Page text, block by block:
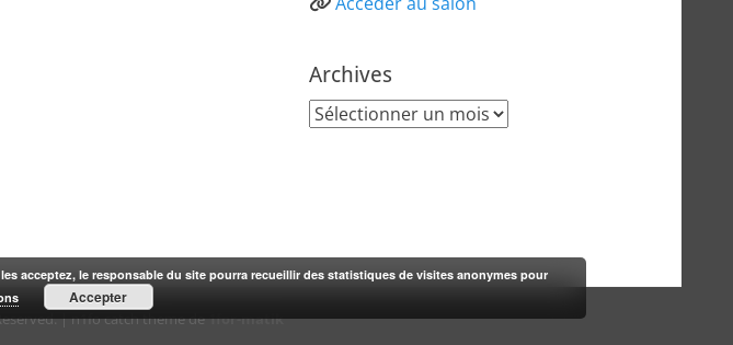
Archives
Archives
| n1fo catch theme de1for-matik
acceptez, le responsable du site pourra recueillir des statistiques de visites anonymes pour
Accepter